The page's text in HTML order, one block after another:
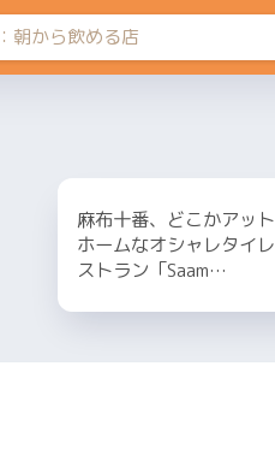
麻布十番、どこかアット
ホームなオシャレタイレ
ストラン「Saam…